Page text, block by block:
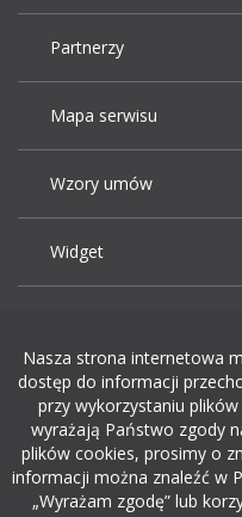
Partnerzy
Mapa serwisu
Wzory umów
Widget
Dodaj ogłoszenie o
rekrutacja w it
Nasza strona internetowa
dostęp do informacji
przy wykorzystaniu
wyrażają Państwo zgody
plików cookies, prosimy o
informacji można znaleźć w
„Wyrażam zgodę” lub